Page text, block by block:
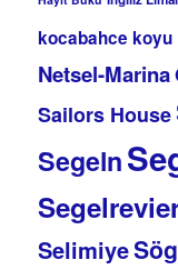
kocabahce koyu
Netsel-Marina
Sailors House
Segeln
Selimiye